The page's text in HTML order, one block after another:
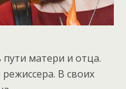
матери и отца.
В своих